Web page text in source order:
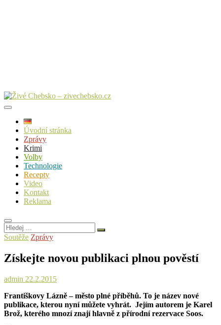
Úvodní stránka
Zprávy
Krimi
Volby
Technologie
Recepty
Video
Kontakt
Reklama
Hledej
…
Soutěže Zprávy
Získejte novou publikaci plnou pověstí
admin 22.2.2015
Františkovy Lázně – město plné příběhů. To je název nové
publikace, kterou nyní můžete vyhrát. Jejím autorem je Karel
Brož, kterého mnozí znají hlavně z přírodní rezervace Soos.